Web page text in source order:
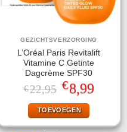
GEZICHTSVERZORGING
L’Oréal Paris Revitalift
Vitamine C Getinte
Dagcrème SPF30
€22,95 Oorspronkelijke
prijs
was:
€22,95.
€8,99Huidige
prijs
TOEVOEGEN